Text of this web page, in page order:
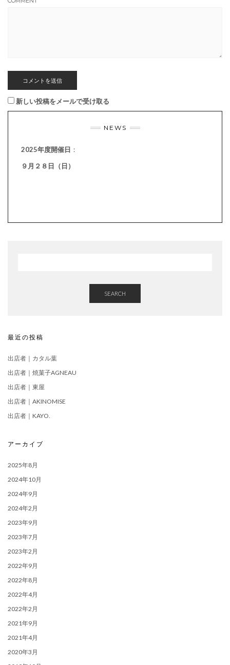
新しい投稿をメールで受け取る
NEWS
2025年度開催日 ：
９月２８日（日）
SEARCH
最近の投稿
出店者｜カタル葉
出店者｜焼菓子AGNEAU
出店者｜東屋
出店者｜AKINOMISE
出店者｜KAYO.
アーカイブ
2025年8月
2024年10月
2024年9月
2024年2月
2023年9月
2023年7月
2023年2月
2022年9月
2022年8月
2022年4月
2022年2月
2021年9月
2021年4月
2020年3月